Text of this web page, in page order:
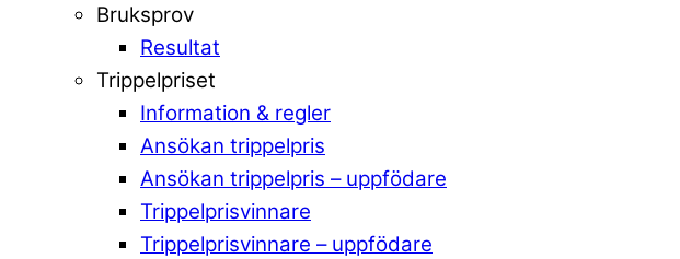
Bruksprov
Resultat
Trippelpriset
Information & regler
Ansökan trippelpris
Ansökan trippelpris – uppfödare
Trippelprisvinnare
Trippelprisvinnare – uppfödare